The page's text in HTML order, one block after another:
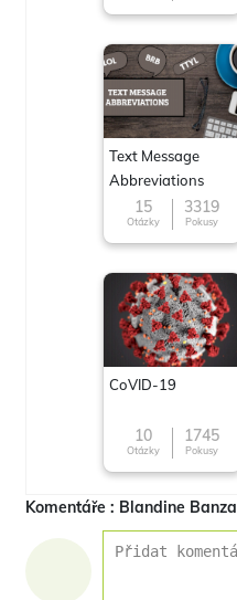
Text Message
Abbreviations
15
Otázky
3319
Pokusy
CoVID-19
10
Otázky
1745
Pokusy
Komentáře : Blandine Banza